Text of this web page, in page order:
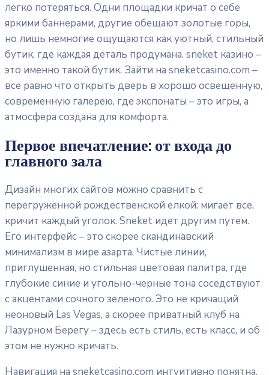
легко потеряться. Одни площадки кричат о себе
яркими баннерами, другие обещают золотые горы,
но лишь немногие ощущаются как уютный, стильный
бутик, где каждая деталь продумана. sneket казино –
это именно такой бутик. Зайти на sneketcasino.com –
все равно что открыть дверь в хорошо освещенную,
современную галерею, где экспонаты – это игры, а
атмосфера создана для комфорта.
Первое впечатление: от входа до
главного зала
Дизайн многих сайтов можно сравнить с
перегруженной рождественской елкой: мигает все,
кричит каждый уголок. Sneket идет другим путем.
Его интерфейс – это скорее скандинавский
минимализм в мире азарта. Чистые линии,
приглушенная, но стильная цветовая палитра, где
глубокие синие и угольно-черные тона соседствуют
с акцентами сочного зеленого. Это не кричащий
неоновый Las Vegas, а скорее приватный клуб на
Лазурном Берегу – здесь есть стиль, есть класс, и об
этом не нужно кричать.
Навигация на sneketcasino.com интуитивно понятна.